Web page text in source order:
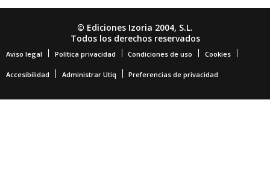
© Ediciones Izoria 2004, S.L.
Todos los derechos reservados
Aviso legal Política privacidad Condiciones de uso Cookies
Accesibilidad Administrar Utiq Preferencias de privacidad